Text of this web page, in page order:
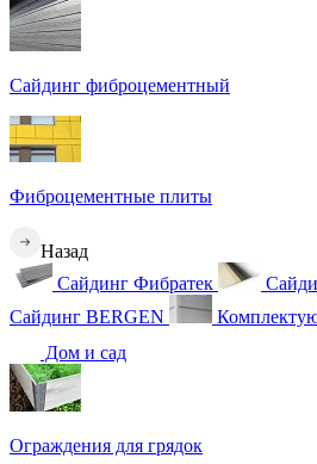
Сайдинг фиброцементный
Фиброцементные плиты
Назад
Сайдинг Фибратек
Сайдинг BERGEN
Дом и сад
Ограждения для грядок